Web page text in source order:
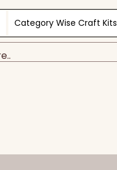
Category Wise Craft Kits